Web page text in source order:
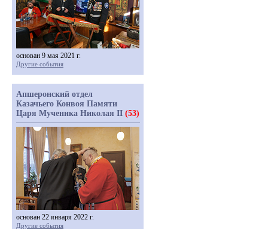
основан 9 мая 2021 г.
Другие события
Апшеронский отдел
Казачьего Конвоя Памяти
Царя Мученика Николая II (53)
основан 22 января 2022 г.
Другие события